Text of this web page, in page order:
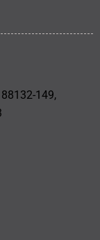
149,